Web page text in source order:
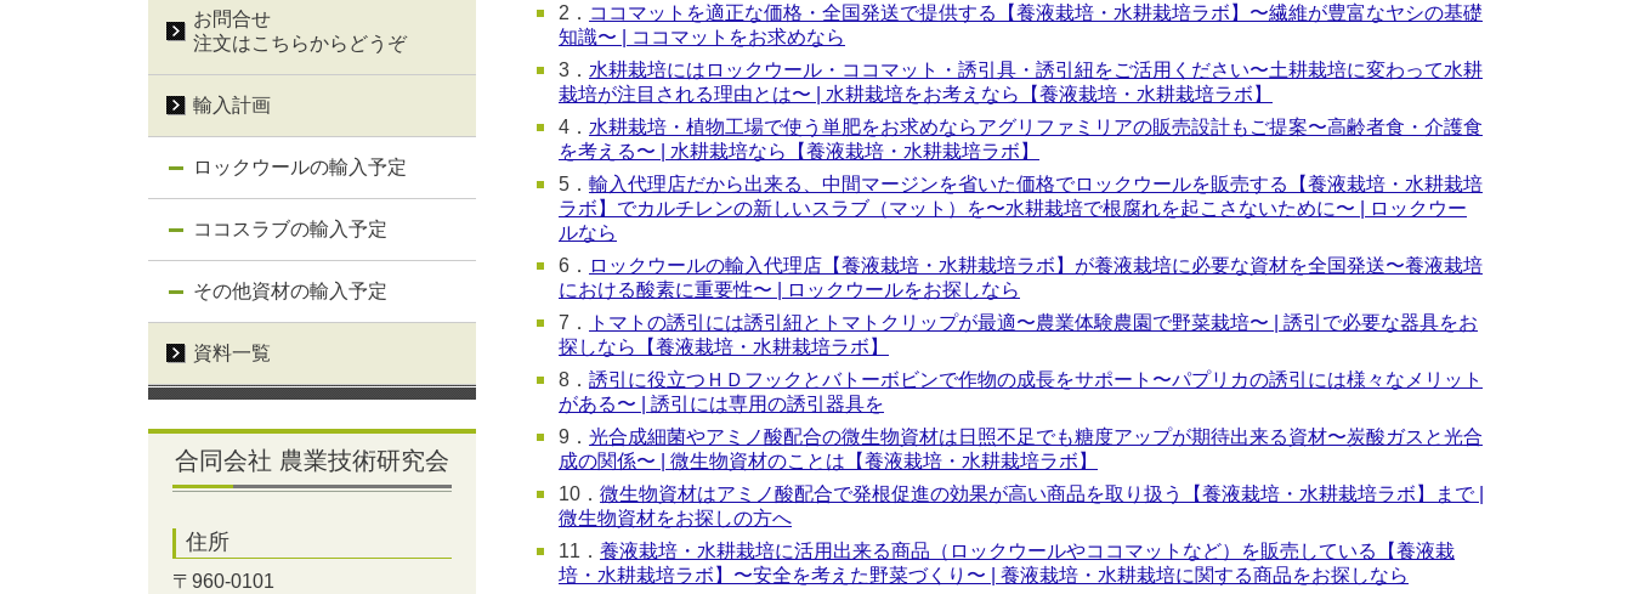
2． ココマットを適正な価格・全国発送で提供する【養液栽培・水耕栽培ラボ】〜繊維が豊富なヤシの基礎
知識〜 | ココマットをお求めなら
3． 水耕栽培にはロックウール・ココマット・誘引具・誘引紐をご活用ください〜土耕栽培に変わって水耕
栽培が注目される理由とは〜 | 水耕栽培をお考えなら【養液栽培・水耕栽培ラボ】
4． 水耕栽培・植物工場で使う単肥をお求めならアグリファミリアの販売設計もご提案〜高齢者食・介護食
を考える〜 | 水耕栽培なら【養液栽培・水耕栽培ラボ】
5． 輸入代理店だから出来る、中間マージンを省いた価格でロックウールを販売する【養液栽培・水耕栽培
ラボ】でカルチレンの新しいスラブ（マット）を〜水耕栽培で根腐れを起こさないために〜 | ロックウー
ルなら
6． ロックウールの輸入代理店【養液栽培・水耕栽培ラボ】が養液栽培に必要な資材を全国発送〜養液栽培
における酸素に重要性〜 | ロックウールをお探しなら
7．
トマトの誘引には誘引紐とトマトクリップが最適〜農業体験農園で野菜栽培〜 | 誘引で必要な器具をお
探しなら【養液栽培・水耕栽培ラボ】
8． 誘引に役立つＨＤフックとバトーボビンで作物の成長をサポート〜パプリカの誘引には様々なメリット
がある〜 | 誘引には専用の誘引器具を
9． 光合成細菌やアミノ酸配合の微生物資材は日照不足でも糖度アップが期待出来る資材〜炭酸ガスと光合
成の関係〜 | 微生物資材のことは【養液栽培・水耕栽培ラボ】
10． 微生物資材はアミノ酸配合で発根促進の効果が高い商品を取り扱う【養液栽培・水耕栽培ラボ】まで |
微生物資材をお探しの方へ
11． 養液栽培・水耕栽培に活用出来る商品（ロックウールやココマットなど）を販売している【養液栽
培・水耕栽培ラボ】〜安全を考えた野菜づくり〜 | 養液栽培・水耕栽培に関する商品をお探しなら
お問合せ
注文はこちらからどうぞ
輸入計画
ロックウールの輸入予定
ココスラブの輸入予定
その他資材の輸入予定
資料一覧
合同会社 農業技術研究会
住所
〒960-0101